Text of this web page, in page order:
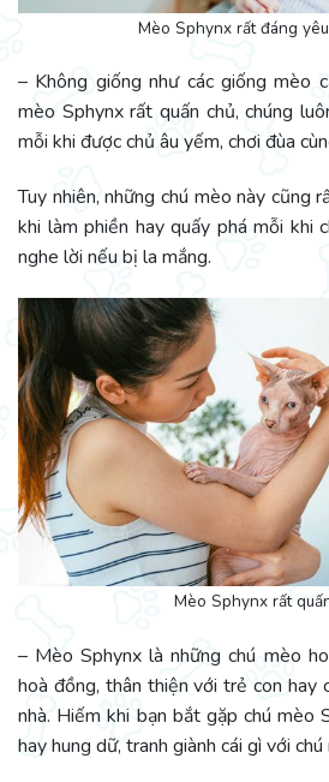
Mèo Sphynx rất đáng
– Không giống như các giống mèo
mèo Sphynx rất quấn chủ, chúng
mỗi khi được chủ âu yếm, chơi đùa
Tuy nhiên, những chú mèo này cũng
khi làm phiền hay quấy phá mỗi khi
nghe lời nếu bị la mắng.
Mèo Sphynx rất
– Mèo Sphynx là những chú mèo
hoà đồng, thân thiện với trẻ con hay
nhà. Hiếm khi bạn bắt gặp chú mèo
hay hung dữ, tranh giành cái gì với chú